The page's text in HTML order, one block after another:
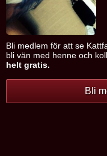
Bli medlem för att se
bli vän med henne och
helt gratis.
Bli